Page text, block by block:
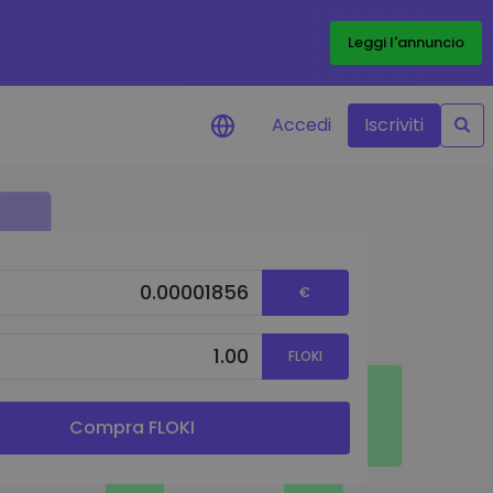
Leggi l'annuncio
utili per performance
Accedi Iscriviti
€
FLOKI
Compra FLOKI